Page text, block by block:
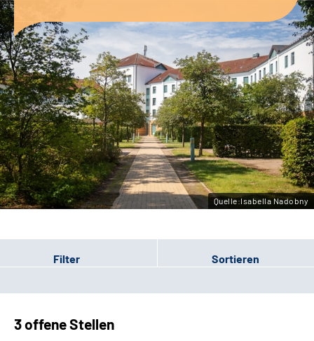
Karriere
Sozialdienste & Zuweisende
Suche
Leichte Sprache
Gebärdensprache
Quelle:Isabella Nadobny
Filter Sortieren
3 offene Stellen